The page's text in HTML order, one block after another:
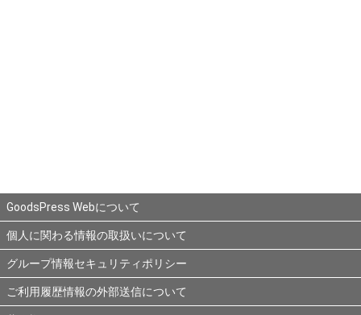
GoodsPress Webについて
個人に関わる情報の取扱いについて
グループ情報セキュリティポリシー
ご利用履歴情報の外部送信について